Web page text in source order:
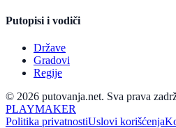
Putopisi i vodiči
Države
Gradovi
Regije
© 2026 putovanja.net. Sva prava
PLAYMAKER
Politika privatnostiUslovi korišćenja